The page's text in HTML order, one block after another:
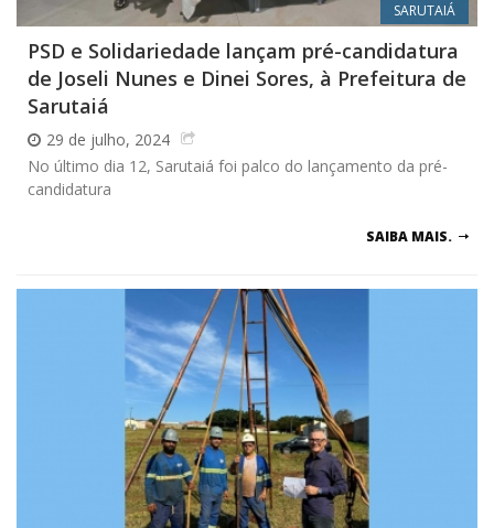
SARUTAIÁ
PSD e Solidariedade lançam pré-candidatura
de Joseli Nunes e Dinei Sores, à Prefeitura de
Sarutaiá
29 de julho, 2024
No último dia 12, Sarutaiá foi palco do lançamento da pré-
candidatura
SAIBA MAIS.